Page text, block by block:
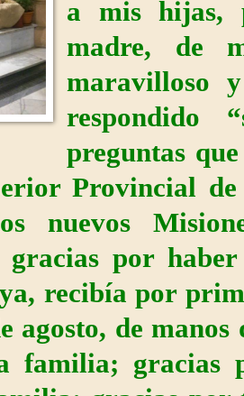
a mis hijas,
madre, de
maravilloso
preguntas
Provincial
nuevos
gracias por
recibía por
agosto, de
familia; gracias